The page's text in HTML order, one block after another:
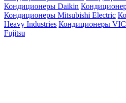
Кондиционеры Daikin
Кондиционеры Mitsubishi Electric
Heavy Industries Кондиционеры
Fujitsu